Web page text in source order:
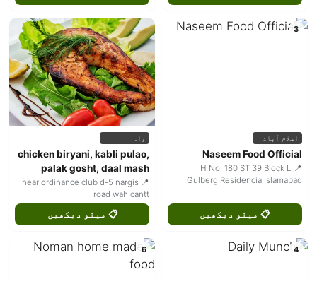
3
اسلام آباد
Naseem Food Official
📍 H No. 180 ST 39 Block L
Gulberg Residencia Islamabad
📋 مینو دیکھیں
واہ
chicken biryani, kabli pulao,
palak gosht, daal mash
📍 near ordinance club d-5 nargis
road wah cantt
📋 مینو دیکھیں
4
6